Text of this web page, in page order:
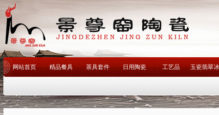
网站首页 精品餐具 茶具套件 日用陶瓷 工艺品 玉瓷翡翠